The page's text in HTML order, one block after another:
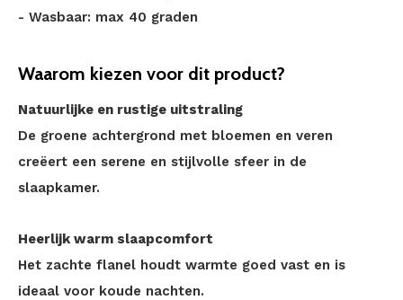
- Wasbaar: max 40 graden
Waarom kiezen voor dit product?
Natuurlijke en rustige uitstraling
De groene achtergrond met bloemen en veren
creëert een serene en stijlvolle sfeer in de
slaapkamer.
Heerlijk warm slaapcomfort
Het zachte flanel houdt warmte goed vast en is
ideaal voor koude nachten.